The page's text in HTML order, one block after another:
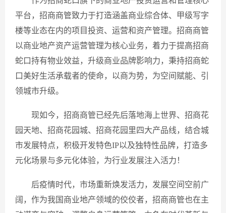
平台，招商商管致力于打造涵盖商业综合体、甲级写字
楼等业态在内的项目投资、运营和资产管理。招商商管
以商业地产资产运营管理为核心业务，着力于提高招商
蛇口持有物业效益，升级商业品牌影响力，秉持招商蛇
口美好生活承载者的使命，以商为势，为空间赋能、引
领城市升级。
现如今，招商商管已经先后落地海上世界、招商花
园天地、招商花园城、招商花园里四大产品线，结合城
市发展特点，积极开发特色IP以及独特性品牌，打造多
元化场景与多元化体验，为行业发展注入活力！
后疫情时代，市场重新焕发活力，发展空间空前广
阔，作为我国商业地产领域的佼佼者，招商商管也在主